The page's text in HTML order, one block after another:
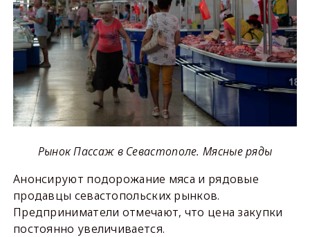
Рынок Пассаж в Севастополе. Мясные ряды
Анонсируют подорожание мяса и рядовые
продавцы севастопольских рынков.
Предприниматели отмечают, что цена закупки
постоянно увеличивается.